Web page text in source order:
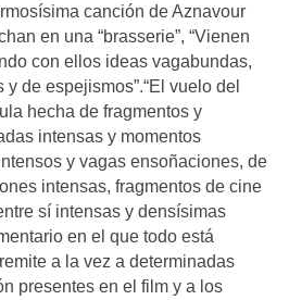
canción de Aznavour
en una “brasserie”, “Vienen
con ellos ideas vagabundas,
de espejismos”.“El vuelo del
hecha de fragmentos y
intensas y momentos
y vagas ensoñaciones, de
intensas, fragmentos de cine
sí intensas y densísimas
en el que todo está
a la vez a determinadas
presentes en el film y a los